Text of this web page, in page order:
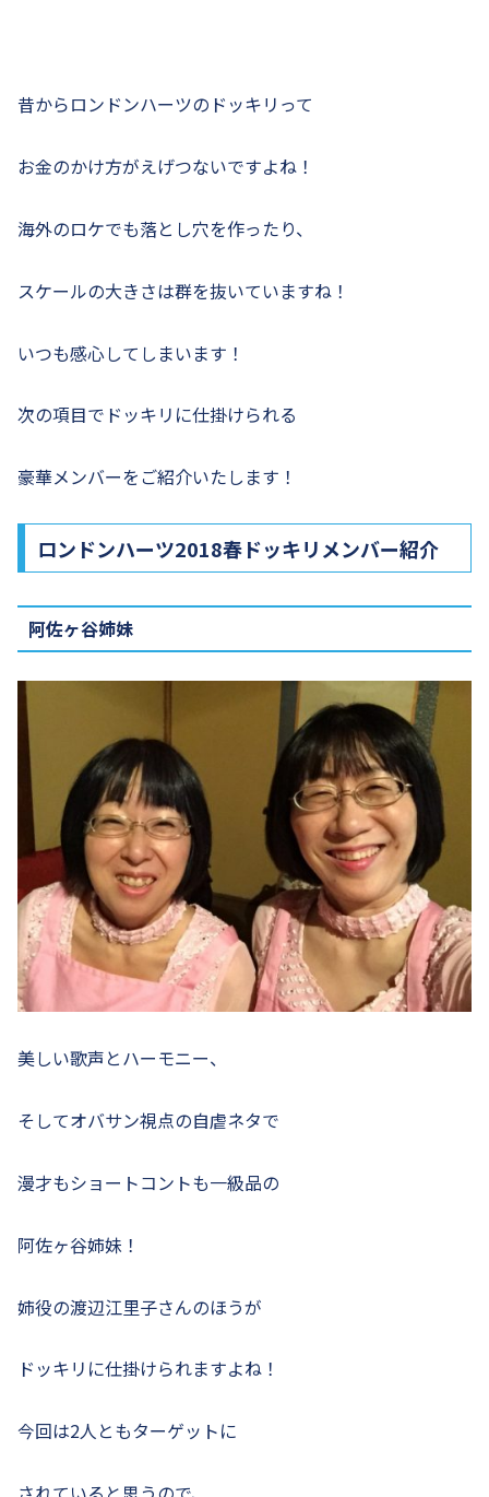
昔からロンドンハーツのドッキリって
お金のかけ方がえげつないですよね！
海外のロケでも落とし穴を作ったり、
スケールの大きさは群を抜いていますね！
いつも感心してしまいます！
次の項目でドッキリに仕掛けられる
豪華メンバーをご紹介いたします！
ロンドンハーツ2018春ドッキリメンバー紹介
阿佐ヶ谷姉妹
美しい歌声とハーモニー、
そしてオバサン視点の自虐ネタで
漫才もショートコントも一級品の
阿佐ヶ谷姉妹！
姉役の渡辺江里子さんのほうが
ドッキリに仕掛けられますよね！
今回は2人ともターゲットに